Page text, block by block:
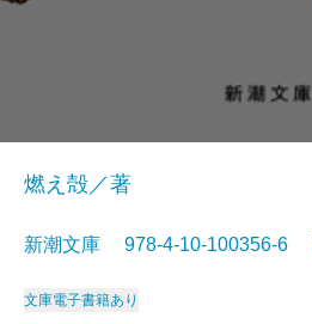
燃え殻／著
新潮文庫 978-4-10-100356-6
文庫電子書籍あり